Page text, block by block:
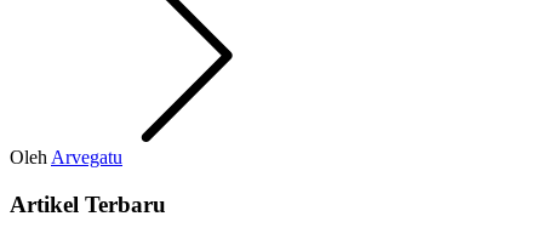
Oleh Arvegatu
Artikel Terbaru